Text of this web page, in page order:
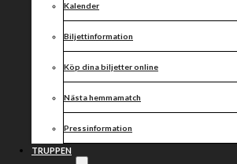
Kalender
Biljettinformation
Köp dina biljetter online
Nästa hemmamatch
Pressinformation
TRUPPEN
FREDAG 14
OKTOBER KL.